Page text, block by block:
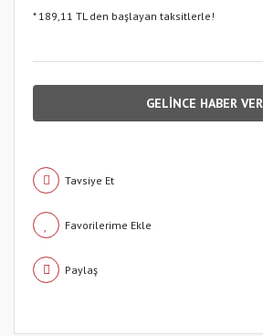
* 189,11 TL den başlayan taksitlerle!
GELİNCE HABER VER
Tavsiye Et
Paylaş